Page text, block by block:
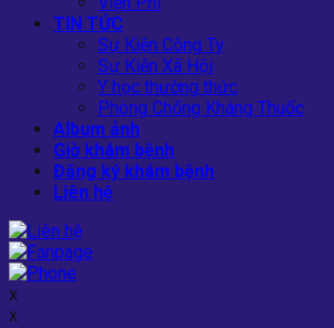
TIN TỨC
Sự Kiện Công Ty
Sự Kiện Xã Hội
Y học thường thức
Phòng Chống Kháng Thuốc
Album ảnh
Giờ khám bệnh
Đăng ký khám bệnh
Liên hệ
x
x